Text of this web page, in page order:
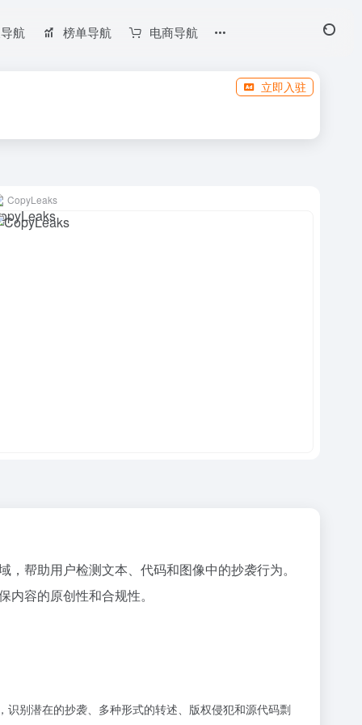
航 榜单导航 电商导航
立即入驻
CopyLeaks
帮助用户检测文本、代码和图像中的抄袭行为。
容的原创性和合规性。
别潜在的抄袭、多种形式的转述、版权侵犯和源代码剽